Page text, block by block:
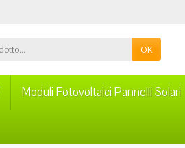
OK
Moduli Fotovoltaici Pannelli Solari